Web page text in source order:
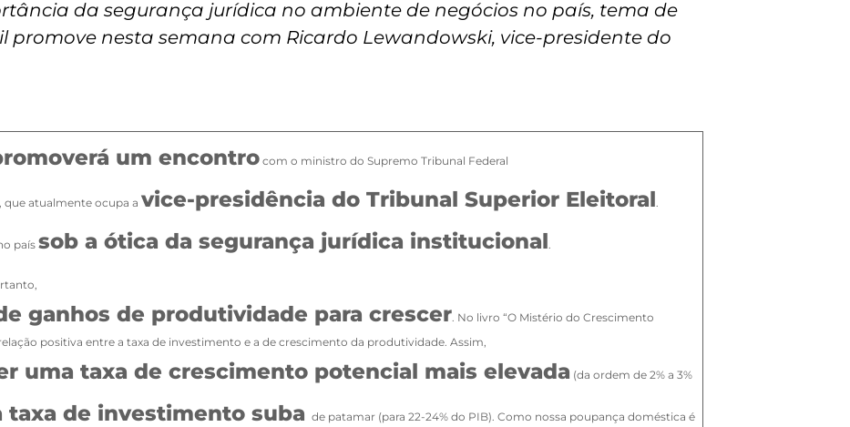
da segurança jurídica no ambiente de negócios no país, tema de
promove nesta semana com Ricardo Lewandowski, vice-presidente do
um encontro com o ministro do Supremo Tribunal Federal
, que atualmente ocupa a vice-presidência do Tribunal Superior Eleitoral
paíssob a ótica da segurança jurídica institucional
ganhos de produtividade para crescer . No livro “O Mistério do Crescimento
positiva entre a taxa de investimento e a de crescimento da produtividade. Assim,
uma taxa de crescimento potencial mais elevada (da ordem de 2% a 3%
taxa de investimento subade patamar (para 22-24% do PIB). Como nossa poupança doméstica é